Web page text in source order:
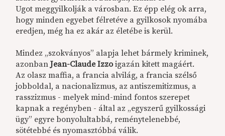
Ugot meggyilkolják a városban. Ez épp elég ok arra,
hogy minden egyebet félretéve a gyilkosok nyomába
eredjen, még ha ez akár az életébe is kerül.
Mindez „szokványos” alapja lehet bármely kriminek,
azonbanJean-Claude Izzoigazán kitett magáért.
Az olasz maffia, a francia alvilág, a francia szélső
jobboldal, a nacionalizmus, az antiszemitizmus, a
rasszizmus - melyek mind-mind fontos szerepet
kapnak a regényben - által az „egyszerű gyilkossági
ügy” egyre bonyolultabbá, reménytelenebbé,
sötétebbé és nyomasztóbbá válik.